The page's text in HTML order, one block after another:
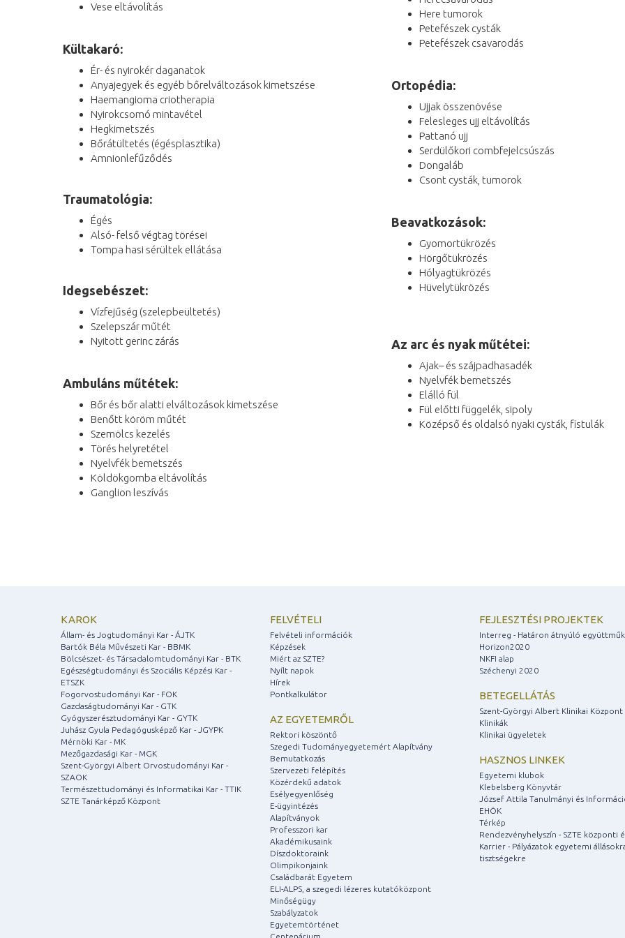
Vese eltávolítás
Kültakaró:
Ér- és nyirokér daganatok
Anyajegyek és egyéb bőrelváltozások kimetszése
Haemangioma criotherapia
Nyirokcsomó mintavétel
Hegkimetszés
Bőrátültetés (égésplasztika)
Amnionlefűződés
Traumatológia:
Égés
Alsó- felső végtag törései
Tompa hasi sérültek ellátása
Idegsebészet:
Vízfejűség (szelepbeültetés)
Szelepszár műtét
Nyitott gerinc zárás
Ambuláns műtétek:
Bőr és bőr alatti elváltozások kimetszése
Benőtt köröm műtét
Szemölcs kezelés
Törés helyretétel
Nyelvfék bemetszés
Köldökgomba eltávolítás
Ganglion leszívás
Here tumorok
Petefészek cysták
Petefészek csavarodás
Ortopédia:
Ujjak összenövése
Felesleges ujj eltávolítás
Pattanó ujj
Serdülőkori combfejelcsúszás
Dongaláb
Csont cysták, tumorok
Beavatkozások:
Gyomortükrözés
Hörgőtükrözés
Hólyagtükrözés
Hüvelytükrözés
Az arc és nyak műtétei:
Ajak– és szájpadhasadék
Nyelvfék bemetszés
Elálló fül
Fül előtti függelék, sipoly
Középső és oldalsó nyaki cysták, fistulák
KAROK
Állam- és Jogtudományi Kar - ÁJTK
Bartók Béla Művészeti Kar - BBMK
Bölcsészet- és Társadalomtudományi Kar - BTK
Egészségtudományi és Szociális Képzési Kar -
ETSZK
Fogorvostudományi Kar - FOK
Gazdaságtudományi Kar - GTK
Gyógyszerésztudományi Kar - GYTK
Juhász Gyula Pedagógusképző Kar - JGYPK
Mérnöki Kar - MK
Mezőgazdasági Kar - MGK
Szent-Györgyi Albert Orvostudományi Kar -
SZAOK
Természettudományi és Informatikai Kar - TTIK
SZTE Tanárképző Központ
FELVÉTELI
Felvételi információk
Képzések
Miért az SZTE?
Nyílt napok
Hírek
Pontkalkulátor
AZ EGYETEMRŐL
Rektori köszöntő
Szegedi Tudományegyetemért Alapítvány
Bemutatkozás
Szervezeti felépítés
Közérdekű adatok
Esélyegyenlőség
E-ügyintézés
Alapítványok
Professzori kar
Akadémikusaink
Díszdoktoraink
Olimpikonjaink
Családbarát Egyetem
ELI-ALPS, a szegedi lézeres kutatóközpont
Minőségügy
Szabályzatok
Egyetemtörténet
FEJLESZTÉSI PROJEKTEK
Interreg - Határon átnyúló
Horizon2020
NKFI alap
Széchenyi 2020
BETEGELLÁTÁS
Szent-Györgyi Albert Klinikai Központ
Klinikák
Klinikai ügyeletek
HASZNOS LINKEK
Egyetemi klubok
Klebelsberg Könyvtár
József Attila Tanulmányi és
EHÖK
Térkép
Rendezvényhelyszín - SZTE központi
Karrier - Pályázatok egyetemi
tisztségekre